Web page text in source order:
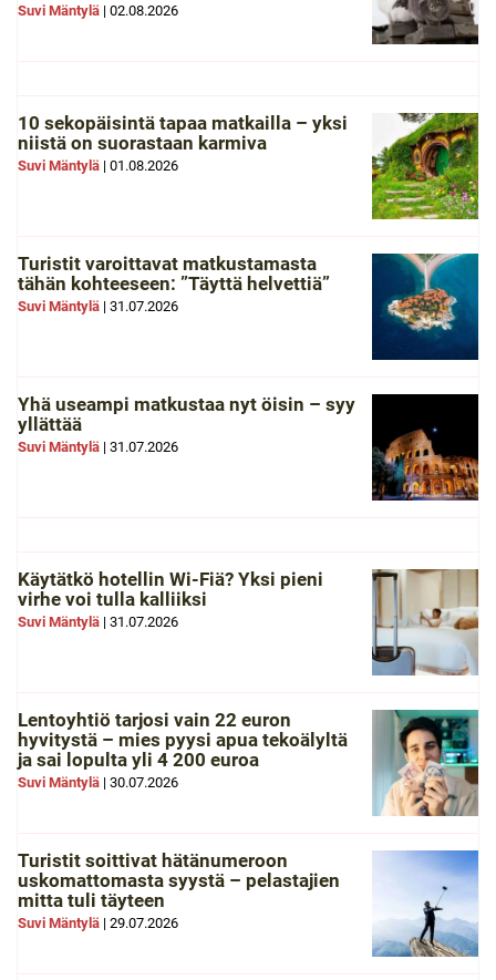
Suvi Mäntylä | 02.08.2026
10 sekopäisintä tapaa matkailla – yksi
niistä on suorastaan karmiva
Suvi Mäntylä | 01.08.2026
Turistit varoittavat matkustamasta
tähän kohteeseen: ”Täyttä helvettiä”
Suvi Mäntylä | 31.07.2026
Yhä useampi matkustaa nyt öisin – syy
yllättää
Suvi Mäntylä | 31.07.2026
Käytätkö hotellin Wi-Fiä? Yksi pieni
virhe voi tulla kalliiksi
Suvi Mäntylä | 31.07.2026
Lentoyhtiö tarjosi vain 22 euron
hyvitystä – mies pyysi apua tekoälyltä
ja sai lopulta yli 4 200 euroa
Suvi Mäntylä | 30.07.2026
Turistit soittivat hätänumeroon
uskomattomasta syystä – pelastajien
mitta tuli täyteen
Suvi Mäntylä | 29.07.2026